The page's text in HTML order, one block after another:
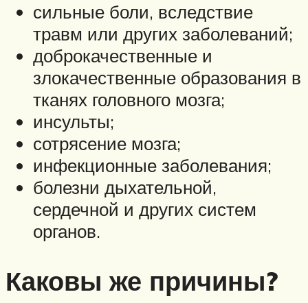
сильные боли, вследствие
травм или других заболеваний;
доброкачественные и
злокачественные образования в
тканях головного мозга;
инсульты;
сотрясение мозга;
инфекционные заболевания;
болезни дыхательной,
сердечной и других систем
органов.
Каковы же причины?